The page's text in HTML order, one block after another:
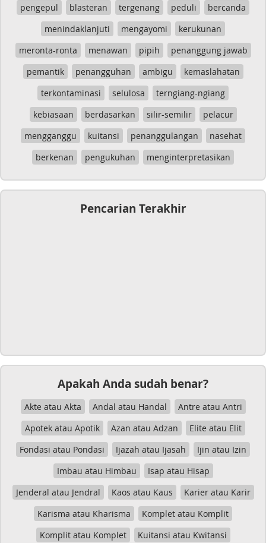
pengepul
blasteran tergenang peduli
bercanda
menindaklanjuti
mengayomi
kerukunan
meronta-ronta
menawan pipih
penanggung jawab
pemantik
penangguhan ambigu
kemaslahatan
terkontaminasi
selulosa
terngiang-ngiang
kebiasaan
berdasarkan silir-semilir
pelacur
mengganggu
kuitansi penanggulangan
nasehat
berkenan
pengukuhan menginterpretasikan
Pencarian Terakhir
Apakah Anda sudah benar?
Akte atau Akta Andal atau Handal
Antre atau Antri
Apotek atau Apotik
Azan atau Adzan
Elite atau Elit
Fondasi atau Pondasi
Ijazah atau Ijasah
Ijin atau Izin
Imbau atau Himbau
Isap atau Hisap
Jenderal atau Jendral
Kaos atau Kaus
Karier atau Karir
Karisma atau Kharisma
Komplet atau Komplit
Komplit atau Komplet
Kuitansi atau Kwitansi